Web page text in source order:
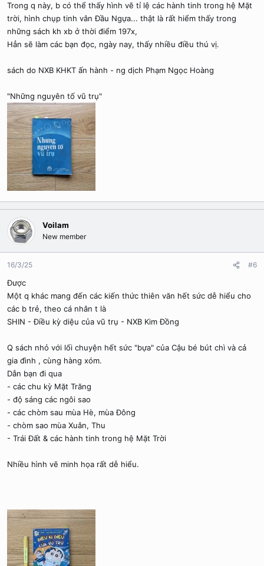
Trong q này, b có thể thấy hình vẽ tỉ lệ các hành tinh trong hệ Mặt
trời, hình chụp tinh vân Đầu Ngựa... thật là rất hiểm thấy trong
những sách kh xb ở thời điểm 197x,
Hẳn sẽ làm các bạn đọc, ngày nay, thấy nhiều điều thú vị.
sách do NXB KHKT ấn hành - ng dịch Phạm Ngọc Hoàng
"Những nguyên tố vũ trụ"
Voilam
New member
16/3/25 #6
Được
Một q khác mang đến các kiến thức thiên văn hết sức dễ hiểu cho
các b trẻ, theo cá nhân t là
SHIN - Điều kỳ diệu của vũ trụ - NXB Kim Đồng
Q sách nhỏ với lối chuyện hết sức "bựa" của Cậu bé bút chì và cả
gia đình , cùng hàng xóm.
Dẫn bạn đi qua
- các chu kỳ Mặt Trăng
- độ sáng các ngôi sao
- các chòm sau mùa Hè, mùa Đông
- chòm sao mùa Xuân, Thu
- Trái Đất & các hành tinh trong hệ Mặt Trời
Nhiều hình vẽ minh họa rất dễ hiểu.